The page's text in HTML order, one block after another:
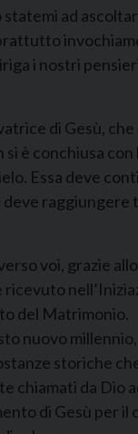
ad
i nostri
di Gesù,
è conchiusa con
Essa deve
deve raggiungere
voi, grazie
ricevuto
del Matrimonio.
nuovo
storiche
chiamati da Dio
di Gesù per il